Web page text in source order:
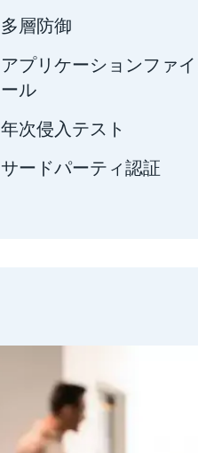
多層防御
アプリケーションファ
ール
年次侵入テスト
サードパーティ認証